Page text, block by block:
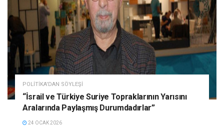
POLITIKA'DAN SÖYLEŞI
“İsrail ve Türkiye Suriye Topraklarının Yarısını
Aralarında Paylaşmış Durumdadırlar”
24 OCAK 2026